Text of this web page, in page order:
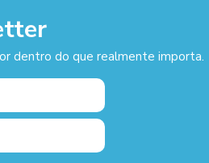
dentro do que realmente importa.